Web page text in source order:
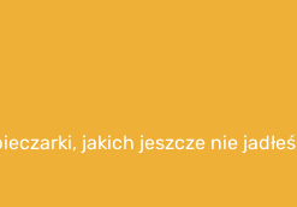
jakich jeszcze nie jadłeś